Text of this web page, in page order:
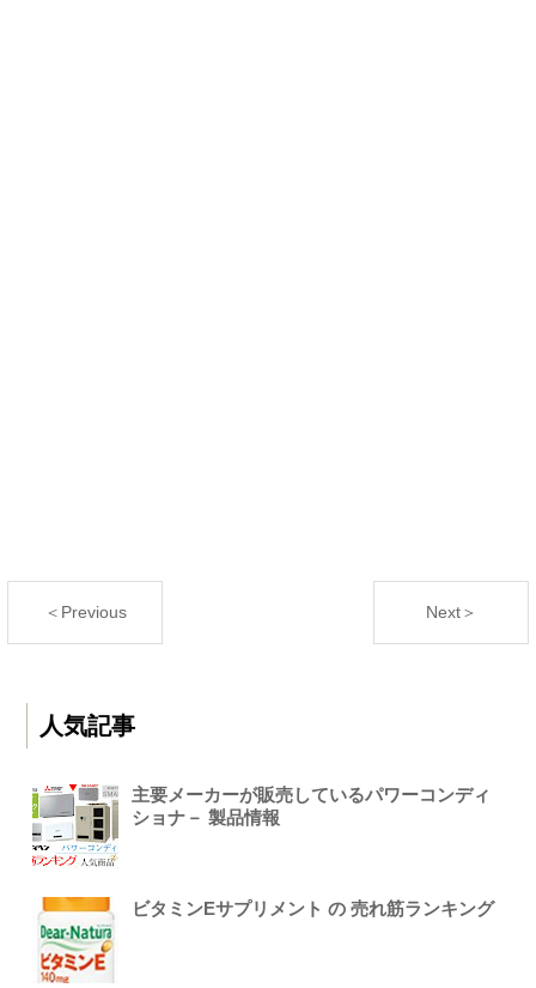
＜Previous Next＞
人気記事
主要メーカーが販売しているパワーコンディ
ショナ－ 製品情報
ビタミンEサプリメント の 売れ筋ランキング